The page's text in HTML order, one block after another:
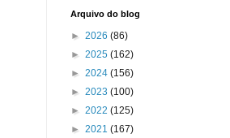
Arquivo do blog
► 2026 (86)
► 2025 (162)
► 2024 (156)
► 2023 (100)
► 2022 (125)
► 2021 (167)